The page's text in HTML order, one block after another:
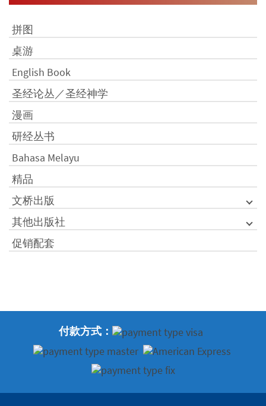
拼图
桌游
English Book
圣经论丛／圣经神学
漫画
研经丛书
Bahasa Melayu
精品
文桥出版
其他出版社
促销配套
付款方式：